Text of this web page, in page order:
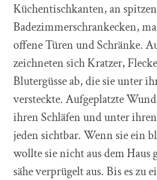
Küchentischkanten, an
Badezimmerschrankecken,
offene Türen und Schränke.
zeichneten sich Kratzer,
Blutergüsse ab, die sie unter
versteckte. Aufgeplatzte
ihren Schläfen und unter
jeden sichtbar. Wenn sie ein
wollte sie nicht aus dem Haus
sähe verprügelt aus. Bis es zu